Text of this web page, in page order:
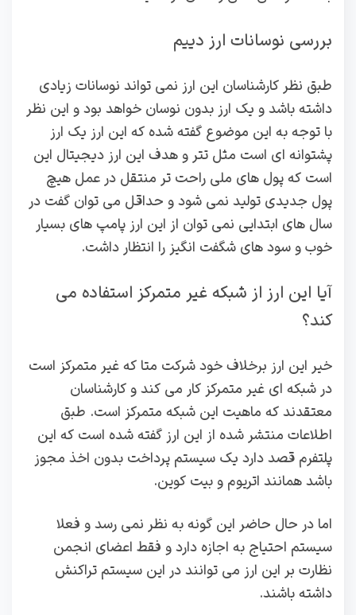
بررسی نوسانات ارز دییم
طبق نظر کارشناسان این ارز نمی تواند نوسانات زیادی
داشته باشد و یک ارز بدون نوسان خواهد بود و این نظر
با توجه به این موضوع گفته شده که این ارز یک ارز
پشتوانه ای است مثل تتر و هدف این ارز دیجیتال این
است که پول های ملی راحت تر منتقل در عمل هیچ
پول جدیدی تولید نمی شود و حداقل می توان گفت در
سال های ابتدایی نمی توان از این ارز پامپ های بسیار
خوب و سود های شگفت انگیز را انتظار داشت.
آیا این ارز از شبکه غیر متمرکز استفاده می
کند؟
خیر این ارز برخلاف خود شرکت متا که غیر متمرکز است
در شبکه ای غیر متمرکز کار می کند و کارشناسان
معتقدند که ماهیت این شبکه متمرکز است. طبق
اطلاعات منتشر شده از این ارز گفته شده است که این
پلتفرم قصد دارد یک سیستم پرداخت بدون اخذ مجوز
باشد همانند اتریوم و بیت کوین.
اما در حال حاضر این گونه به نظر نمی رسد و فعلا
سیستم احتیاج به اجازه دارد و فقط اعضای انجمن
نظارت بر این ارز می توانند در این سیستم تراکنش
داشته باشند.